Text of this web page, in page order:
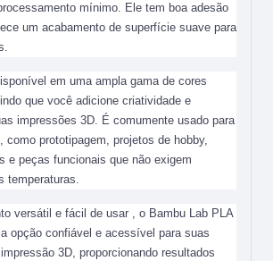
mínimo. Ele tem boa adesão
um acabamento de superfície suave para
em uma ampla gama de cores
que você adicione criatividade e
impressões 3D. É comumente usado para
como prototipagem, projetos de hobby,
e peças funcionais que não exigem
temperaturas.
versátil e fácil de usar , o Bambu Lab PLA
opção confiável e acessível para suas
3D, proporcionando resultados